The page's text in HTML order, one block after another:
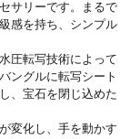
サリーです。まるで
感を持ち、シンプル
圧転写技術によって
ングルに転写シート
、宝石を閉じ込めた
変化し、手を動かす